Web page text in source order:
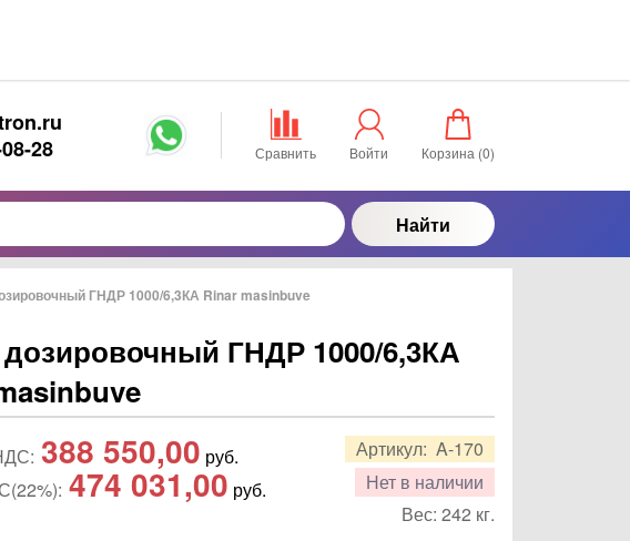
28
Сравнить Войти Корзина (0)
Найти
ГНДР 1000/6,3КА Rinar masinbuve
ГНДР 1000/6,3КА
Артикул: A-170
Нет в наличии
Вес: 242 кг.
388 550,00 руб.
474 031,00 руб.